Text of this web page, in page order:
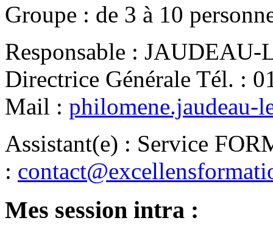
Groupe : de 3 à 10
Responsable : JAUDEAU-
Directrice Générale Tél. :
Mail : philomene.jaudeau-
Assistant(e) : Service
:
Mes session intra :